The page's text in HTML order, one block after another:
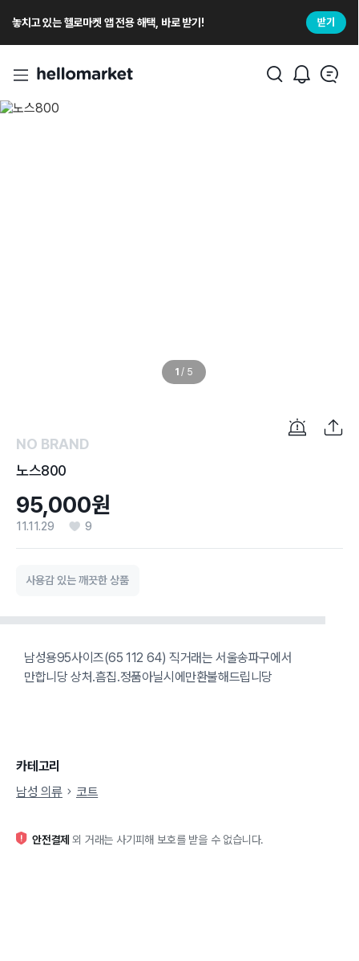
놓치고 있는 헬로마켓 앱 전용 해택, 바로 받기! 받기
1 / 5
NO BRAND
노스800
95,000원
11.11.29 9
사용감 있는 깨끗한 상품
남성용95사이즈(65 112 64) 직거래는 서울송파구에서
만합니당 상처.흠집.정품아닐시에만환불해드립니당
카테고리
남성 의류
코트
안전결제 외 거래는 사기피해 보호를 받을 수 없습니다.